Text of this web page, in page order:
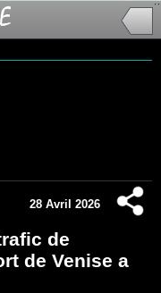
28 Avril 2026
de
de Venise a